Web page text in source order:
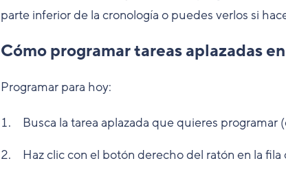
parte inferior de la cronología o puedes verlos si
Cómo programar tareas aplazadas
Programar para hoy:
Busca la tarea aplazada que quieres programar
Haz clic con el botón derecho del ratón en la fila